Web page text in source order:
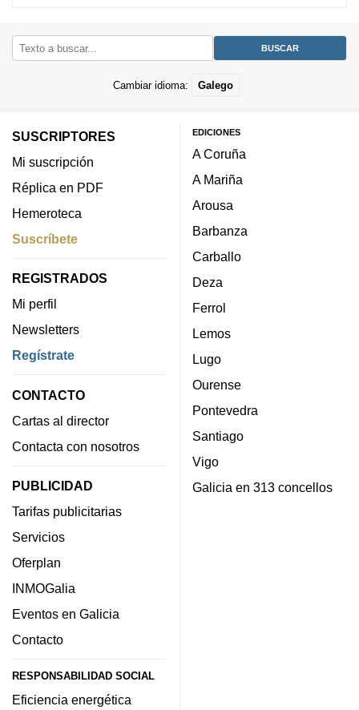
Cambiar idioma: Galego
SUSCRIPTORES
Mi suscripción
Réplica en PDF
Hemeroteca
Suscríbete
REGISTRADOS
Mi perfil
Newsletters
Regístrate
CONTACTO
Cartas al director
Contacta con nosotros
PUBLICIDAD
Tarifas publicitarias
Servicios
Oferplan
INMOGalia
Eventos en Galicia
Contacto
RESPONSABILIDAD SOCIAL
Eficiencia energética
EDICIONES
A Coruña
A Mariña
Arousa
Barbanza
Carballo
Deza
Ferrol
Lemos
Lugo
Ourense
Pontevedra
Santiago
Vigo
Galicia en 313 concellos